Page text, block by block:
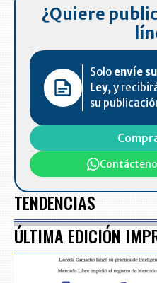
¿Quiere
Solo envíe
Ley,y
su
TENDENCIAS
ÚLTIMA EDICIÓN